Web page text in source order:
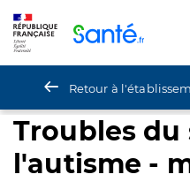
Retour à
Troubles du
l'autisme -